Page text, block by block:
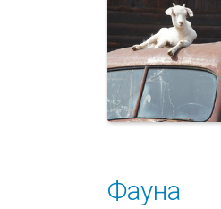
Знакомый
персонаж
Фауна